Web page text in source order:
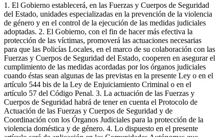
1. El Gobierno establecerá, en las Fuerzas y Cuerpos de Seguridad
del Estado, unidades especializadas en la prevención de la violencia
de género y en el control de la ejecución de las medidas judiciales
adoptadas. 2. El Gobierno, con el fin de hacer más efectiva la
protección de las víctimas, promoverá las actuaciones necesarias
para que las Policías Locales, en el marco de su colaboración con las
Fuerzas y Cuerpos de Seguridad del Estado, cooperen en asegurar el
cumplimiento de las medidas acordadas por los órganos judiciales
cuando éstas sean algunas de las previstas en la presente Ley o en el
artículo 544 bis de la Ley de Enjuiciamiento Criminal o en el
artículo 57 del Código Penal. 3. La actuación de las Fuerzas y
Cuerpos de Seguridad habrá de tener en cuenta el Protocolo de
Actuación de las Fuerzas y Cuerpos de Seguridad y de
Coordinación con los Órganos Judiciales para la protección de la
violencia doméstica y de género. 4. Lo dispuesto en el presente